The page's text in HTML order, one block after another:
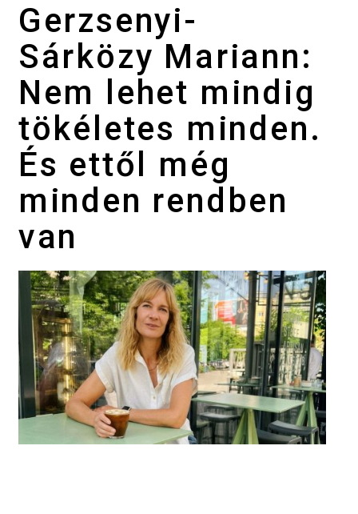
Gerzsenyi-
Sárközy Mariann:
Nem lehet mindig
tökéletes minden.
És ettől még
minden rendben
van